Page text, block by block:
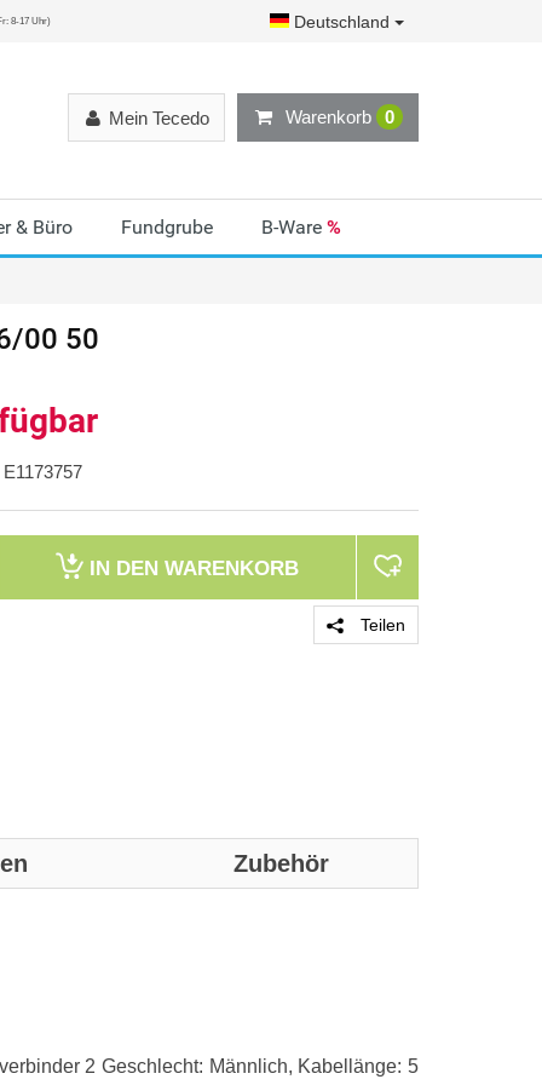
8-17 Uhr) Deutschland
Warenkorb 0
Mein Tecedo
& Büro Fundgrube B-Ware %
00 50
E1173757
IN DEN WARENKORB
Teilen
Zubehör
2 Geschlecht: Männlich, Kabellänge: 5